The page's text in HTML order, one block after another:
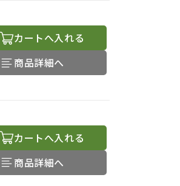
カートへ入れる
商品詳細へ
カートへ入れる
商品詳細へ